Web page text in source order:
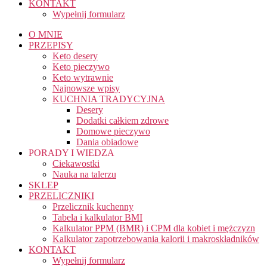
KONTAKT
Wypełnij formularz
O MNIE
PRZEPISY
Keto desery
Keto pieczywo
Keto wytrawnie
Najnowsze wpisy
KUCHNIA TRADYCYJNA
Desery
Dodatki całkiem zdrowe
Domowe pieczywo
Dania obiadowe
PORADY I WIEDZA
Ciekawostki
Nauka na talerzu
SKLEP
PRZELICZNIKI
Przelicznik kuchenny
Tabela i kalkulator BMI
Kalkulator PPM (BMR) i CPM dla kobiet i mężczyzn
Kalkulator zapotrzebowania kalorii i makroskładników
KONTAKT
Wypełnij formularz